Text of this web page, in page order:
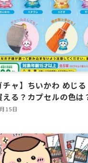
チャ】ちいかわ めじ
える？カプセルの色は
15日